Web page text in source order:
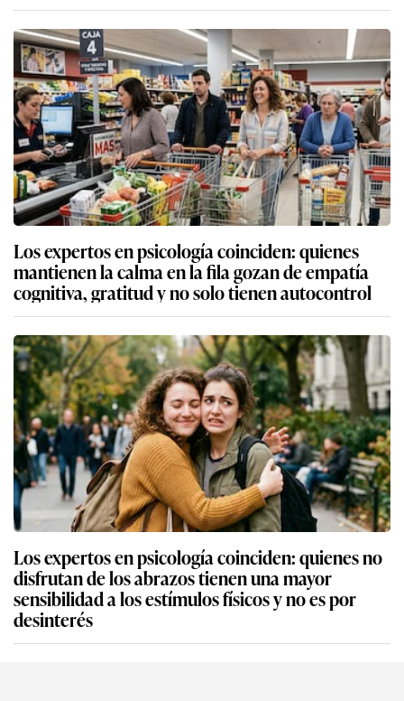
Los expertos en psicología coinciden: quienes
mantienen la calma en la fila gozan de empatía
cognitiva, gratitud y no solo tienen autocontrol
Los expertos en psicología coinciden: quienes no
disfrutan de los abrazos tienen una mayor
sensibilidad a los estímulos físicos y no es por
desinterés